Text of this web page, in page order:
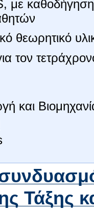
με καθοδήγηση
θεωρητικό
τον
και
Τάξης